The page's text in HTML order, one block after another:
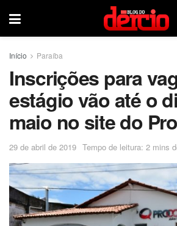
Início Paraíba
Inscrições para
estágio vão até o
maio no site do
29 de abril de 2019 Tempo de leitura: 2 mins